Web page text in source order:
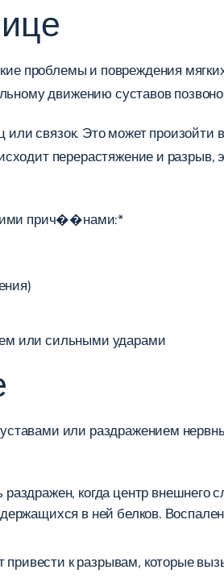
проблемы и повреждения
движению суставов
связок. Это может произойти
перерастяжение и разрыв,
прич��нами:*
или сильными ударами
или раздражением
когда центр внешнего
в ней белков.
привести к разрывам, которые